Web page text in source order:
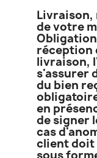
Livraison,
de votre
réception
livraison,
s'assurer
du bien
en
de signer
cas
client doit